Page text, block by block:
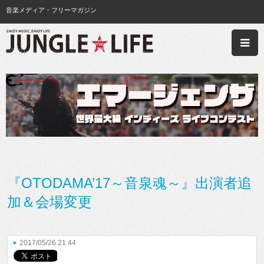
音楽メディア・フリーマガジン
『OTODAMA’17～音泉魂～』出演者追
加＆会場変更
2017/05/26 21:44